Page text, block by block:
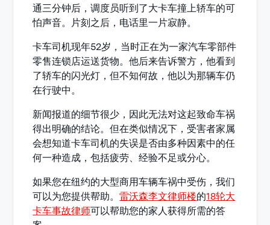
通三分钟后，调度员听到了大卡车撞上轿车的可
怕声音。片刻之后，电话里一片寂静。
卡车司机现年52岁，当时正在为一家汽车零部件
零售连锁店运送货物。他后来告诉警方，他看到
了轿车的闪光灯，但不知何故，他以为那辆车仍
在行驶中。
新闻报道的细节很少，因此无法对这起致命车祸
得出明确的结论。但在类似情况下，受害者家属
会想知道卡车司机的失误是否由多种因素中的任
何一种造成，包括疲劳、经验不足或分心。
如果您在纽约的大型商用车辆车祸中受伤，我们
可以为您提供帮助。雷沃森李文律师楼的18轮大
卡车事故律师可以帮助您的家人获得所需的答